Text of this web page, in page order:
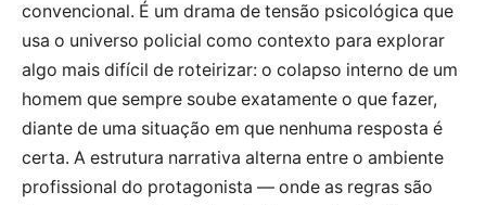
convencional. É um drama de tensão psicológica que
usa o universo policial como contexto para explorar
algo mais difícil de roteirizar: o colapso interno de um
homem que sempre soube exatamente o que fazer,
diante de uma situação em que nenhuma resposta é
certa. A estrutura narrativa alterna entre o ambiente
profissional do protagonista — onde as regras são